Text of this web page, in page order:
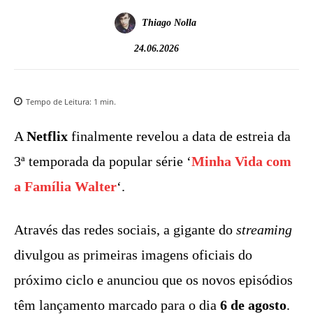
Thiago Nolla
24.06.2026
Tempo de Leitura: 1 min.
A Netflix finalmente revelou a data de estreia da
3ª temporada da popular série ‘Minha Vida com
a Família Walter‘.
Através das redes sociais, a gigante do streaming
divulgou as primeiras imagens oficiais do
próximo ciclo e anunciou que os novos episódios
têm lançamento marcado para o dia 6 de agosto.